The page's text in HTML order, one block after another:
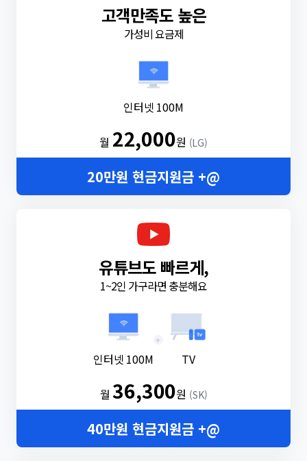
고객만족도 높은
가성비 요금제
인터넷 100M
월 22,000원 (LG)
20만원 현금지원금 +@
유튜브도 빠르게,
1~2인 가구라면 충분해요
인터넷 100M
+
TV
월36,300원 (SK)
40만원 현금지원금 +@